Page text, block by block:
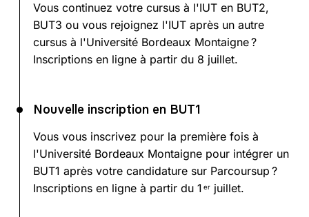
Vous continuez votre cursus à l'IUT en BUT2,
BUT3 ou vous rejoignez l'IUT après un autre
cursus à l'Université Bordeaux Montaigne ?
Inscriptions en ligne à partir du 8 juillet.
Nouvelle inscription en BUT1
Vous vous inscrivez pour la première fois à
l'Université Bordeaux Montaigne pour intégrer un
BUT1 après votre candidature sur Parcoursup ?
Inscriptions en ligne à partir du 1 er juillet.